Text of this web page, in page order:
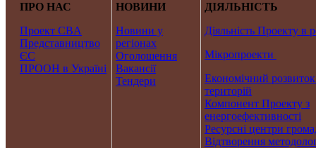
ПРО НАС
Проект CBA
Представництво
ЄС
ПРООН в Україні
НОВИНИ
Новини у
регіонах
Оголошення
Вакансії
Тендери
ДІЯЛЬНІСТЬ
Діяльність Проекту в
Мікропроекти
Економічний розвиток
територій
Компонент Проекту з
енергоефективності
Ресурсні центри
Відтворення